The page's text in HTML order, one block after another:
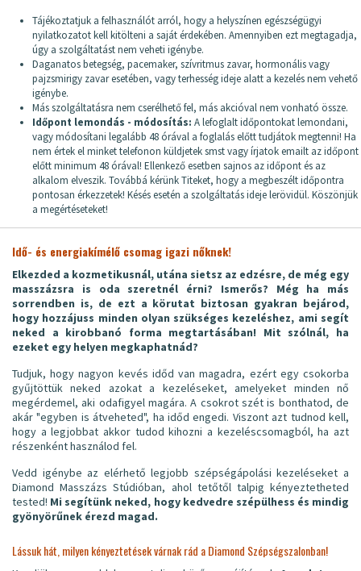
Tájékoztatjuk a felhasználót arról, hogy a helyszínen egészségügyi
nyilatkozatot kell kitölteni a saját érdekében. Amennyiben ezt megtagadja,
úgy a szolgáltatást nem veheti igénybe.
Daganatos betegség, pacemaker, szívritmus zavar, hormonális vagy
pajzsmirigy zavar esetében, vagy terhesség ideje alatt a kezelés nem vehető
igénybe.
Más szolgáltatásra nem cserélhető fel, más akcióval nem vonható össze.
Időpont lemondás - módosítás: A lefoglalt időpontokat lemondani,
vagy módosítani legalább 48 órával a foglalás előtt tudjátok megtenni! Ha
nem értek el minket telefonon küldjetek smst vagy írjatok emailt az időpont
előtt minimum 48 órával! Ellenkező esetben sajnos az időpont és az
alkalom elveszik. Továbbá kérünk Titeket, hogy a megbeszélt időpontra
pontosan érkezzetek! Késés esetén a szolgáltatás ideje lerövidül. Köszönjük
a megértéseteket!
Idő- és energiakímélő csomag igazi nőknek!
Elkezded a kozmetikusnál, utána sietsz az edzésre, de még egy
masszázsra is oda szeretnél érni? Ismerős? Még ha más
sorrendben is, de ezt a körutat biztosan gyakran bejárod,
hogy hozzájuss minden olyan szükséges kezeléshez, ami segít
neked a kirobbanó forma megtartásában! Mit szólnál, ha
ezeket egy helyen megkaphatnád?
Tudjuk, hogy nagyon kevés időd van magadra, ezért egy csokorba
gyűjtöttük neked azokat a kezeléseket, amelyeket minden nő
megérdemel, aki odafigyel magára. A csokrot szét is bonthatod, de
akár "egyben is átveheted", ha időd engedi. Viszont azt tudnod kell,
hogy a legjobbat akkor tudod kihozni a kezeléscsomagból, ha azt
részenként használod fel.
Vedd igénybe az elérhető legjobb szépségápolási kezeléseket a
Diamond Masszázs Stúdióban, ahol tetőtől talpig kényeztetheted
tested! Mi segítünk neked, hogy kedvedre szépülhess és mindig
gyönyörűnek érezd magad.
Lássuk hát, milyen kényeztetések várnak rád a Diamond Szépségszalonban!